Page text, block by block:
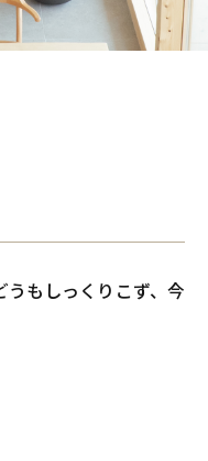
質問
もしっくりこず、今